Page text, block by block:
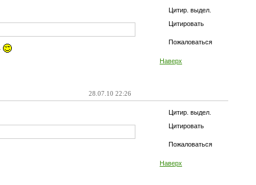
Цитир. выдел.
Цитировать
Пожаловаться
Наверх
28.07.10 22:26
Цитир. выдел.
Цитировать
Пожаловаться
Наверх